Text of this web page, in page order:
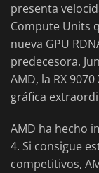
presenta
Compute Units
nueva GPU
predecesora.
AMD, la RX
gráfica
AMD ha hecho
4. Si consigue
competitivos,